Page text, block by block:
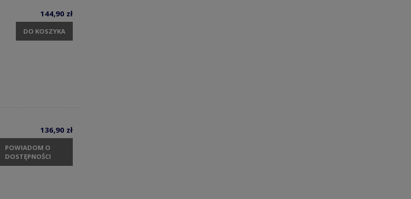
144,90 zł
DO KOSZYKA
136,90 zł
POWIADOM O
DOSTĘPNOŚCI